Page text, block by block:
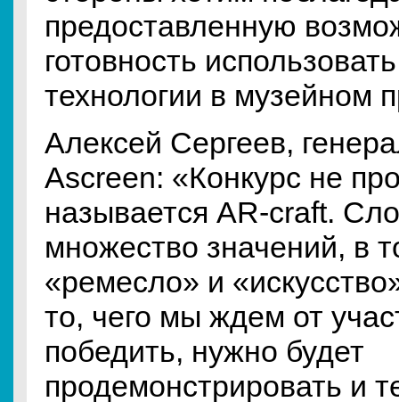
предоставленную
готовность
технологии в музейном
Алексей Сергеев,
Ascreen: «Конкурс не
называется AR-craft.
множество значений, в
«ремесло» и
то, чего мы ждем от
победить, нужно будет
продемонстрировать и